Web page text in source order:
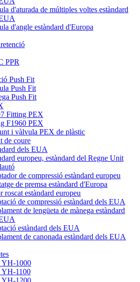
d'aturada de múltiples voltes estàndard
d'angle estàndard d'Europa
PPR
Push Fit
Push Fit
Push Fit
Fitting PEX
F1960 PEX
i vàlvula PEX de plàstic
de coure
dels EUA
europeu, estàndard del Regne Unit
de compressió estàndard europeu
de premsa estàndard d'Europa
roscat estàndard europeu
de compressió estàndard dels EUA
de lengüeta de mànega estàndard
estàndard dels EUA
de canonada estàndard dels EUA
YH-1000
YH-1100
YH-1200